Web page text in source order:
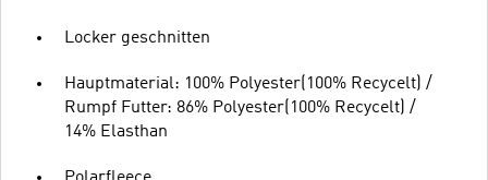
Locker geschnitten
Hauptmaterial: 100% Polyester(100% Recycelt) /
Rumpf Futter: 86% Polyester(100% Recycelt) /
14% Elasthan